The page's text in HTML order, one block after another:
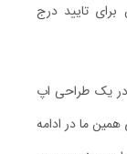
تایید درج
در یک طراحی اپ
ما در ادامه